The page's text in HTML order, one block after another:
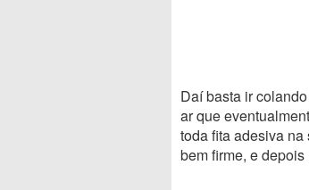
Daí basta ir
ar que
toda fita adesiva
bem firme, e